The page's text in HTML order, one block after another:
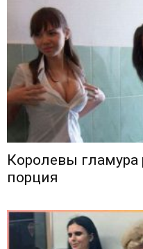
Королевы гламура
порция